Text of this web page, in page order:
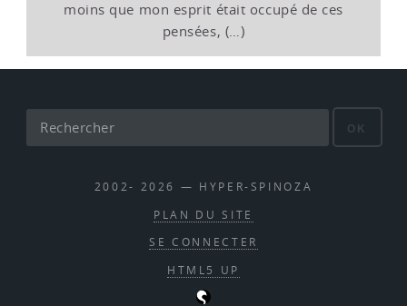
moins que mon esprit était occupé de ces
pensées, (…)
OK
2002- 2026 — HYPER-SPINOZA
PLAN DU SITE
SE CONNECTER
HTML5 UP